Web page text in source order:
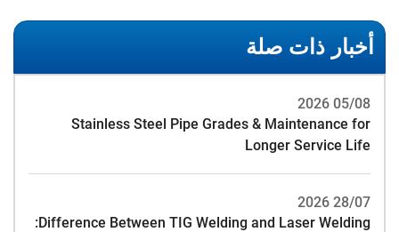
أخبار ذات صلة
05/08 2026
Stainless Steel Pipe Grades & Maintenance for
Longer Service Life
28/07 2026
Difference Between TIG Welding and Laser Welding: